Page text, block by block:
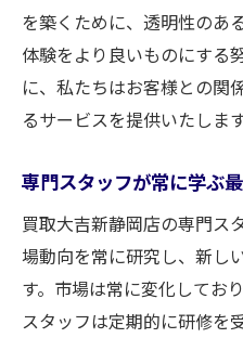
を築くために、透明性のあ
体験をより良いものにする
に、私たちはお客様との関
るサービスを提供いたします
専門スタッフが常に学ぶ
買取大吉新静岡店の専門ス
場動向を常に研究し、新し
す。市場は常に変化してお
スタッフは定期的に研修を